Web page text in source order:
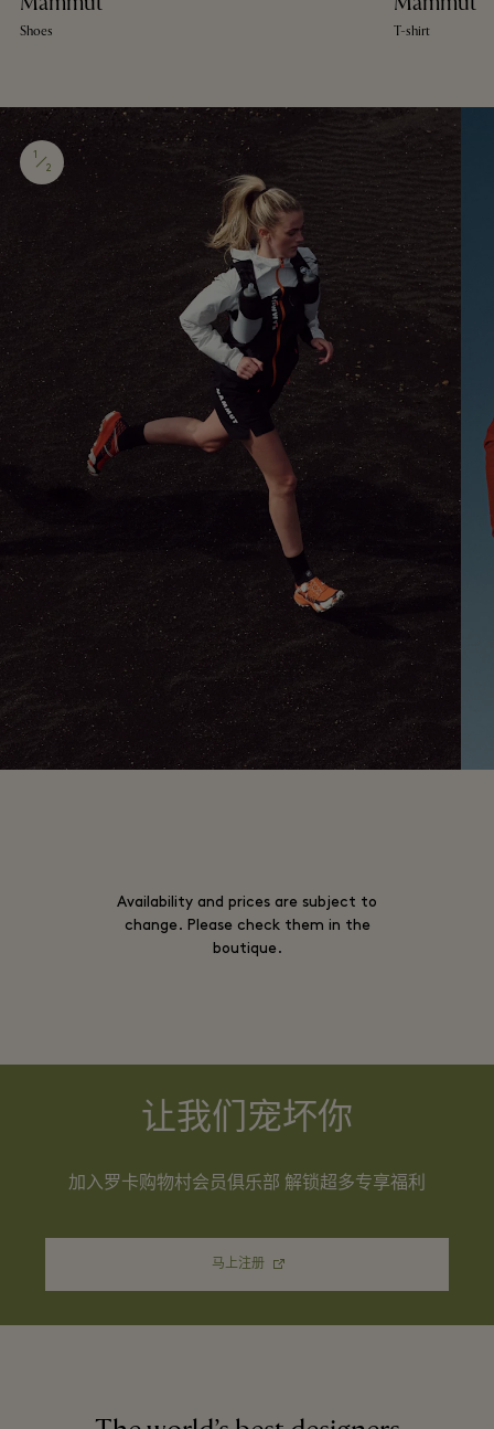
Shoes T-shirt
1
2
Availability and prices are subject to
change. Please check them in the
boutique.
让我们宠坏你
加入罗卡购物村会员俱乐部 解锁超多专享福利
马上注册